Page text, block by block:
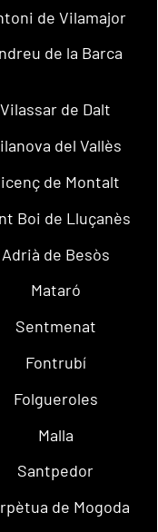
de Vilamajor
de la Barca
Vilassar de Dalt
del Vallès
de Montalt
Boi de Lluçanès
Adrià de Besòs
Mataró
Sentmenat
Fontrubí
Folgueroles
Malla
Santpedor
de Mogoda